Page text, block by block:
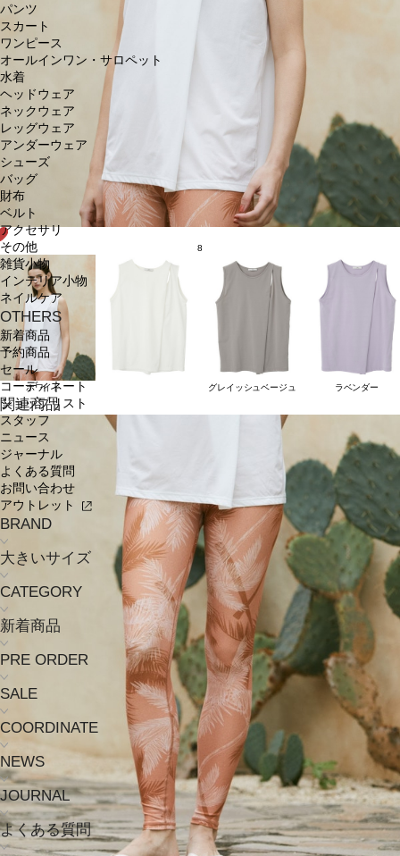
パンツ
スカート
ワンピース
オールインワン・サロペット
水着
ヘッドウェア
ネックウェア
レッグウェア
アンダーウェア
シューズ
バッグ
財布
ベルト
アクセサリ
その他
雑貨小物
インテリア小物
ネイルケア
OTHERS
新着商品
予約商品
セール
コーディネート
ショップリスト
スタッフ
ニュース
ジャーナル
よくある質問
お問い合わせ
アウトレット
BRAND
大きいサイズ
CATEGORY
新着商品
PRE ORDER
SALE
COORDINATE
NEWS
JOURNAL
よくある質問
8
ホワイト グレイッシュベージュ ラベンダー
関連商品